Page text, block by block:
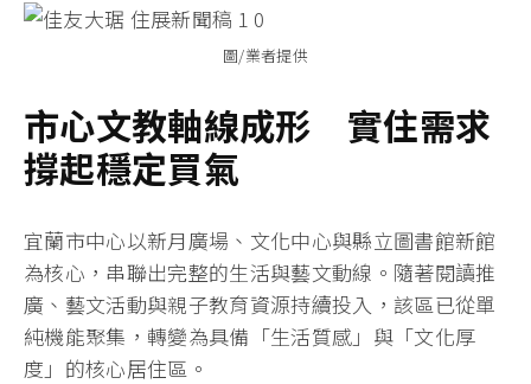
圖/業者提供
市心文教軸線成形 實住需求
撐起穩定買氣
宜蘭市中心以新月廣場、文化中心與縣立圖書館新館
為核心，串聯出完整的生活與藝文動線。隨著閱讀推
廣、藝文活動與親子教育資源持續投入，該區已從單
純機能聚集，轉變為具備「生活質感」與「文化厚
度」的核心居住區。